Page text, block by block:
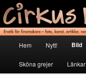
Hoppa
till
primärt
innehållCirkus Eros
Erotik för finsmakare
Hem Nytt! Bild
Sköna grejer Länkar